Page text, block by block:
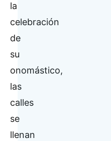
la
celebración
de
su
onomástico,
las
calles
se
llenan